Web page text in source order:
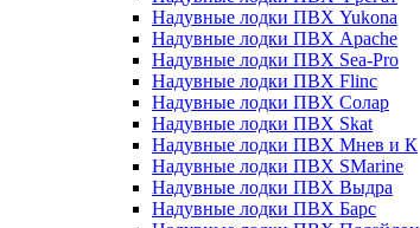
Надувные лодки ПВХ Yukona
Надувные лодки ПВХ Apache
Надувные лодки ПВХ Sea-Pro
Надувные лодки ПВХ Flinc
Надувные лодки ПВХ Солар
Надувные лодки ПВХ Skat
Надувные лодки ПВХ Мнев и К
Надувные лодки ПВХ SMarine
Надувные лодки ПВХ Выдра
Надувные лодки ПВХ Барс